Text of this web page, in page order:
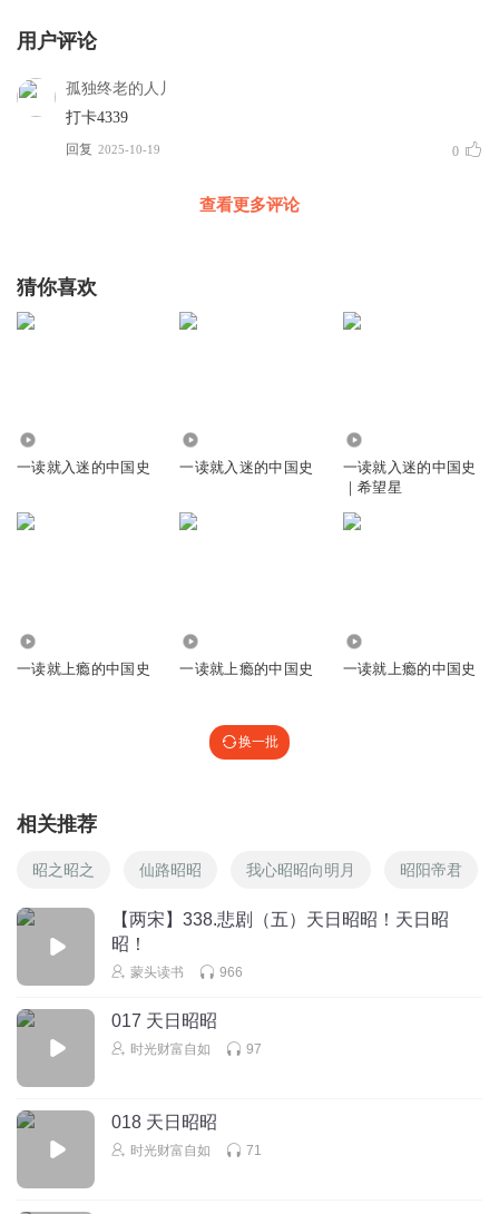
用户评论
孤独终老的人丿
打卡4339
回复 2025-10-19 0
查看更多评论
猜你喜欢
一读就入迷的中国史 一读就入迷的中国史
一读就入迷的中国史
｜希望星
一读就上瘾的中国史 一读就上瘾的中国史 一读就上瘾的中国史
换一批
相关推荐
昭之昭之 仙路昭昭 我心昭昭向明月 昭阳帝君
【两宋】338.悲剧（五）天日昭昭！天日昭
昭！
蒙头读书 966
017 天日昭昭
时光财富自如 97
018 天日昭昭
时光财富自如 71